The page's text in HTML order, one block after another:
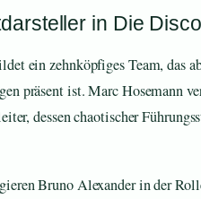
in Die
ein zehnköpfiges Team, das
präsent ist. Marc Hosemann
dessen chaotischer
Bruno Alexander in der